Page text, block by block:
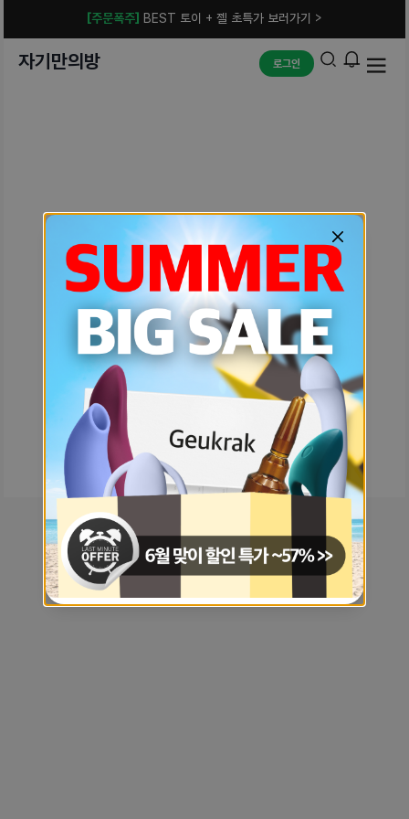
[주문폭주] BEST 토이 + 젤 초특가 보러가기 >
자기만의방 로그인
예상치 못한 에러입니다.